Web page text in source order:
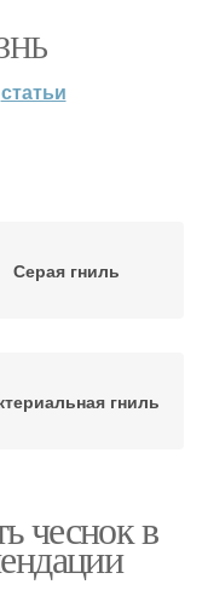
статьи
Серая гниль
гниль
чеснок в